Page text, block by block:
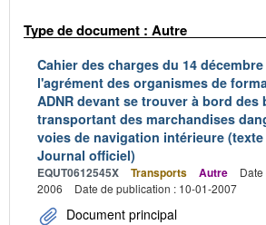
Type de document : Autre
Cahier des charges du 14
l'agrément des organismes de
ADNR devant se trouver à bord des
transportant des marchandises
voies de navigation intérieure
Journal officiel)
EQUT0612545X Transports Autre
2006
Date de publication : 10-01-2007
Document principal